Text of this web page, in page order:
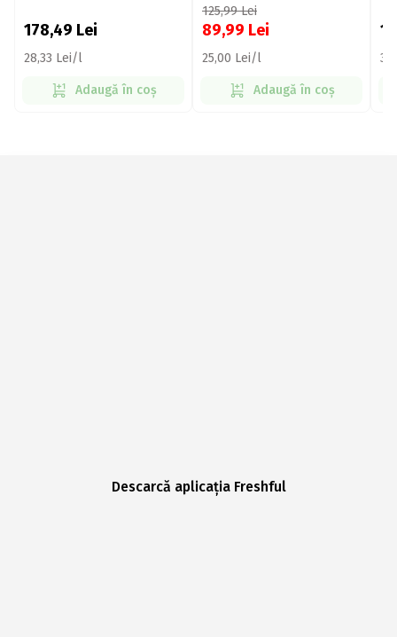
178,49 Lei
28,33 Lei/l
Adaugă în coș
spălări, 3.6l
125,99Lei
89,99 Lei
25,00 Lei/l
Adaugă în coș
Descarcă aplicația Freshful